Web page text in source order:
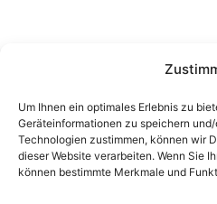
Um Ihnen ein optimales Erlebnis zu
Geräteinformationen zu speichern
Technologien zustimmen, können wir
dieser Website verarbeiten. Wenn Sie
können bestimmte Merkmale und